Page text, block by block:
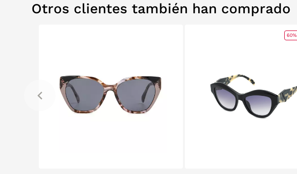
Otros clientes también han comprado
60%